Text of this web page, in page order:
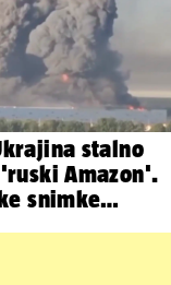
stalno
Amazon'.
snimke